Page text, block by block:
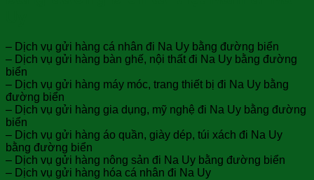
– Dịch vụ gửi hàng cá nhân đi Na Uy bằng đường biển
– Dịch vụ gửi hàng bàn ghế, nội thất đi Na Uy bằng đường
biển
– Dịch vụ gửi hàng máy móc, trang thiết bị đi Na Uy bằng
đường biển
– Dịch vụ gửi hàng gia dụng, mỹ nghệ đi Na Uy bằng đường
biển
– Dịch vụ gửi hàng áo quần, giày dép, túi xách đi Na Uy
bằng đường biển
– Dịch vụ gửi hàng nông sản đi Na Uy bằng đường biển
– Dịch vụ gửi hàng hóa cá nhân đi Na Uy